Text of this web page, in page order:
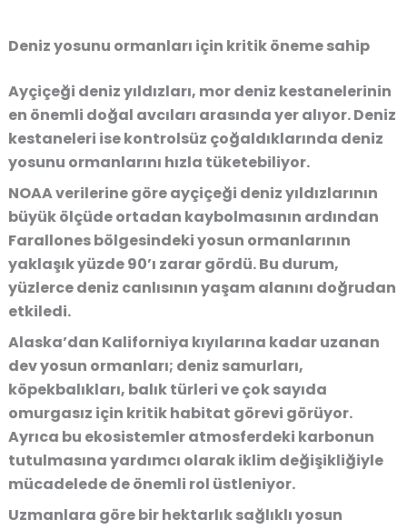
Deniz yosunu ormanları için kritik öneme sahip
Ayçiçeği deniz yıldızları, mor deniz kestanelerinin
en önemli doğal avcıları arasında yer alıyor. Deniz
kestaneleri ise kontrolsüz çoğaldıklarında deniz
yosunu ormanlarını hızla tüketebiliyor.
NOAA verilerine göre ayçiçeği deniz yıldızlarının
büyük ölçüde ortadan kaybolmasının ardından
Farallones bölgesindeki yosun ormanlarının
yaklaşık yüzde 90’ı zarar gördü. Bu durum,
yüzlerce deniz canlısının yaşam alanını doğrudan
etkiledi.
Alaska’dan Kaliforniya kıyılarına kadar uzanan
dev yosun ormanları; deniz samurları,
köpekbalıkları, balık türleri ve çok sayıda
omurgasız için kritik habitat görevi görüyor.
Ayrıca bu ekosistemler atmosferdeki karbonun
tutulmasına yardımcı olarak iklim değişikliğiyle
mücadelede de önemli rol üstleniyor.
Uzmanlara göre bir hektarlık sağlıklı yosun